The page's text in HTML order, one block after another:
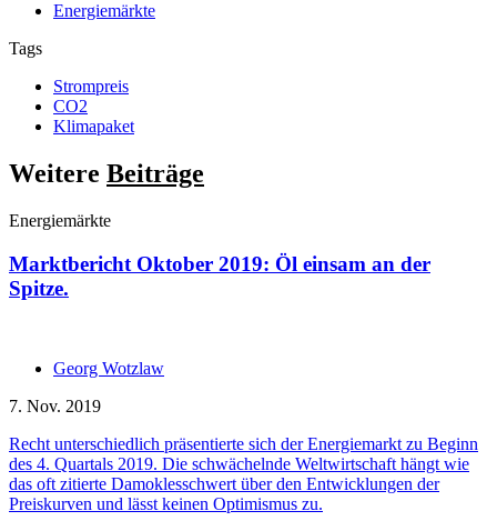
Energiemärkte
Tags
Strompreis
CO2
Klimapaket
Weitere Beiträge
Energiemärkte
Marktbericht Oktober 2019: Öl einsam an der
Spitze.
Georg Wotzlaw
7. Nov. 2019
Recht unterschiedlich präsentierte sich der Energiemarkt zu Beginn
des 4. Quartals 2019. Die schwächelnde Weltwirtschaft hängt wie
das oft zitierte Damoklesschwert über den Entwicklungen der
Preiskurven und lässt keinen Optimismus zu.